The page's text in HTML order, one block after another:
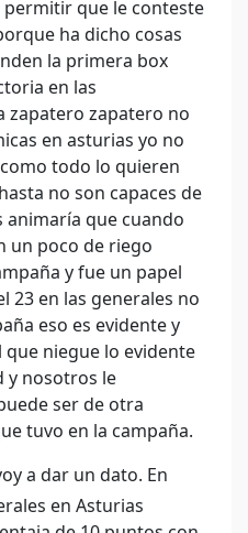
que le conteste
ha dicho cosas
la primera box
en las
zapatero zapatero no
en asturias yo no
todo lo quieren
no son capaces de
animaría que cuando
un poco de riego
y fue un papel
23 en las generales no
eso es evidente y
niegue lo evidente
y nosotros le
ser de otra
tuvo en la campaña.
a dar un dato. En
en Asturias